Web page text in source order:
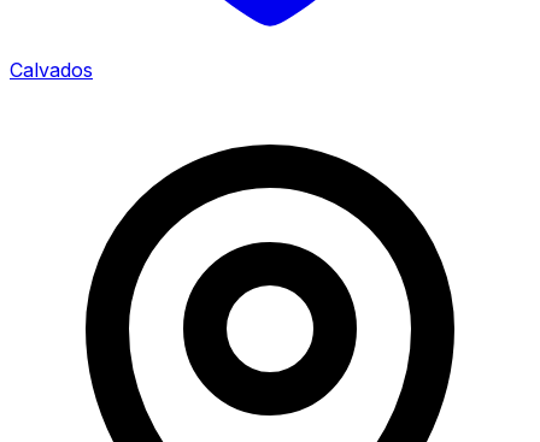
Calvados